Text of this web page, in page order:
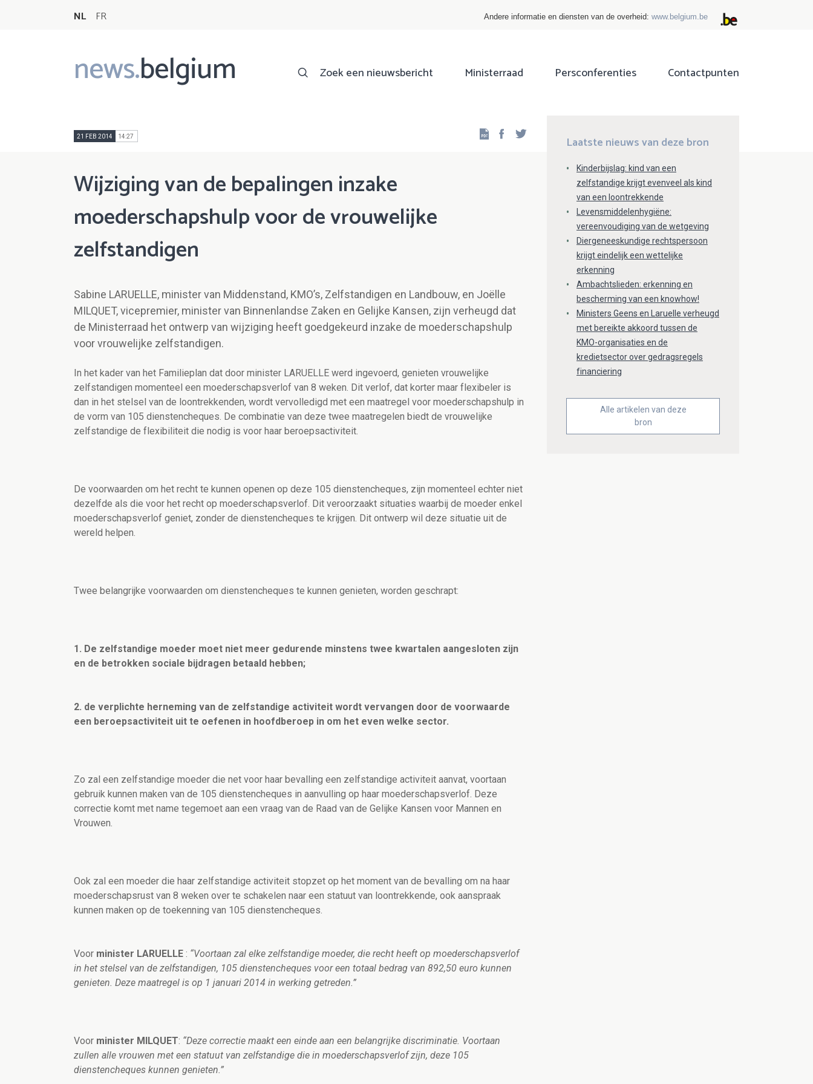
NL FR Andere informatie en diensten van de overheid: www.belgium.be
news.belgium
Main
navigation
Zoek een nieuwsbericht Ministerraad Persconferenties Contactpunten
21 FEB 2014 14:27 Facebook
Wijziging van de bepalingen inzake
moederschapshulp voor de vrouwelijke
zelfstandigen
Sabine LARUELLE, minister van Middenstand, KMO’s, Zelfstandigen en Landbouw, en Joëlle
MILQUET, vicepremier, minister van Binnenlandse Zaken en Gelijke Kansen, zijn verheugd dat
de Ministerraad het ontwerp van wijziging heeft goedgekeurd inzake de moederschapshulp
voor vrouwelijke zelfstandigen.
In het kader van het Familieplan dat door minister LARUELLE werd ingevoerd, genieten vrouwelijke
zelfstandigen momenteel een moederschapsverlof van 8 weken. Dit verlof, dat korter maar flexibeler is
dan in het stelsel van de loontrekkenden, wordt vervolledigd met een maatregel voor moederschapshulp in
de vorm van 105 dienstencheques. De combinatie van deze twee maatregelen biedt de vrouwelijke
zelfstandige de flexibiliteit die nodig is voor haar beroepsactiviteit.
De voorwaarden om het recht te kunnen openen op deze 105 dienstencheques, zijn momenteel echter niet
dezelfde als die voor het recht op moederschapsverlof. Dit veroorzaakt situaties waarbij de moeder enkel
moederschapsverlof geniet, zonder de dienstencheques te krijgen. Dit ontwerp wil deze situatie uit de
wereld helpen.
Twee belangrijke voorwaarden om dienstencheques te kunnen genieten, worden geschrapt:
1. De zelfstandige moeder moet niet meer gedurende minstens twee kwartalen aangesloten zijn
en de betrokken sociale bijdragen betaald hebben;
2. de verplichte herneming van de zelfstandige activiteit wordt vervangen door de voorwaarde
een beroepsactiviteit uit te oefenen in hoofdberoep in om het even welke sector.
Zo zal een zelfstandige moeder die net voor haar bevalling een zelfstandige activiteit aanvat, voortaan
gebruik kunnen maken van de 105 dienstencheques in aanvulling op haar moederschapsverlof. Deze
correctie komt met name tegemoet aan een vraag van de Raad van de Gelijke Kansen voor Mannen en
Vrouwen.
Ook zal een moeder die haar zelfstandige activiteit stopzet op het moment van de bevalling om na haar
moederschapsrust van 8 weken over te schakelen naar een statuut van loontrekkende, ook aanspraak
kunnen maken op de toekenning van 105 dienstencheques.
Voor minister LARUELLE : “Voortaan zal elke zelfstandige moeder, die recht heeft op moederschapsverlof
in het stelsel van de zelfstandigen, 105 dienstencheques voor een totaal bedrag van 892,50 euro kunnen
genieten. Deze maatregel is op 1 januari 2014 in werking getreden.”
Voor minister MILQUET: “Deze correctie maakt een einde aan een belangrijke discriminatie. Voortaan
zullen alle vrouwen met een statuut van zelfstandige die in moederschapsverlof zijn, deze 105
dienstencheques kunnen genieten.”
Laatste nieuws van deze bron
Kinderbijslag: kind van een
zelfstandige krijgt evenveel als kind
van een loontrekkende
Levensmiddelenhygiëne:
vereenvoudiging van de wetgeving
Diergeneeskundige rechtspersoon
krijgt eindelijk een wettelijke
erkenning
Ambachtslieden: erkenning en
bescherming van een knowhow!
Ministers Geens en Laruelle verheugd
met bereikte akkoord tussen de
KMO-organisaties en de
kredietsector over gedragsregels
financiering
Alle artikelen van deze
bron